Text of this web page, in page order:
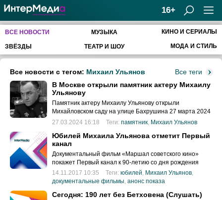
ВСЕ НОВОСТИ МУЗЫКА КИНО И СЕРИАЛЫ
ЗВЁЗДЫ ТЕАТР И ШОУ МОДА И СТИЛЬ
Все теги
Все новости с тегом: Михаил Ульянов
В Москве открыли памятник актеру Михаилу
Ульянову
Памятник актеру Михаилу Ульянову открыли
Михайловском саду на улице Бахрушина 27 марта 2024
года. М
27.03.2024 16:18 Теги: памятник Михаил Ульянов
Юбилей Михаила Ульянова отметит Первый
канал
Документальный фильм «Маршал советского кино»
покажет Первый канал к 90-летию со дня рождения
Михаила Ульянова 26 ноября 2017 года в 14.30.
14.11.2017 10:35 Теги: юбилей, Михаил Ульянов,
документальные фильмы, анонс показа
Сегодня: 190 лет без Бетховена (Слушать)
16+